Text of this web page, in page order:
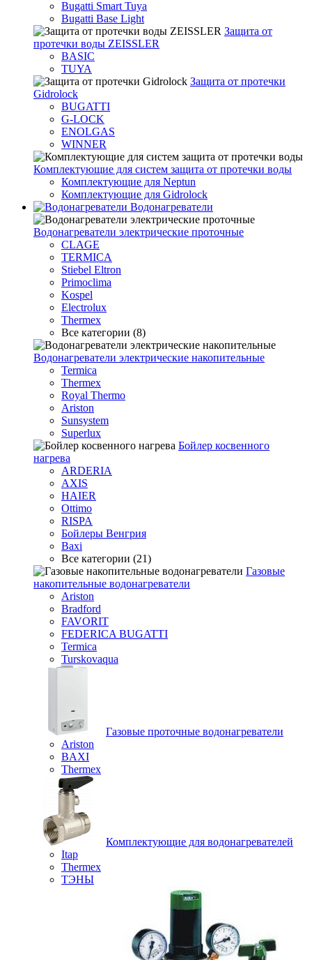
Bugatti Smart Tuya
Bugatti Base Light
Защита от
протечки воды ZEISSLER
BASIC
TUYA
Защита от протечки
Gidrolock
BUGATTI
G-LOCK
ENOLGAS
WINNER
Комплектующие для систем защита от протечки воды
Комплектующие для Neptun
Комплектующие для Gidrolock
Водонагреватели
Водонагреватeли электрические проточные
CLAGE
TERMICA
Stiebel Eltron
Primoclima
Kospel
Electrolux
Thermex
Все категории (8)
Водонагреватели электрические накопительные
Termica
Thermex
Royal Thermo
Ariston
Sunsystem
Superlux
Бойлер косвенного
нагрева
ARDERIA
AXIS
HAIER
Ottimo
RISPA
Бойлеры Венгрия
Baxi
Все категории (21)
Газовые
накопительные водонагреватели
Ariston
Bradford
FAVORIT
FEDERICA BUGATTI
Termica
Turskovaqua
Газовые проточные водонагреватели
Ariston
BAXI
Thermex
Комплектующие для водонагревателей
Itap
Thermex
ТЭНЫ